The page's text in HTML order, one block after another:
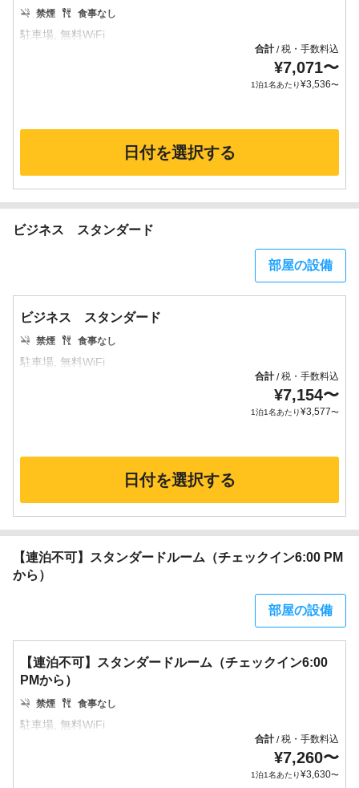
禁煙 食事なし
合計/税・手数料込
¥7,071〜
1泊1名あたり¥3,536〜
日付を選択する
ビジネス スタンダード
部屋の設備
ビジネス スタンダード
禁煙 食事なし
合計/税・手数料込
¥7,154〜
1泊1名あたり¥3,577〜
日付を選択する
【連泊不可】スタンダードルーム（チェックイン6:00 PM
から）
部屋の設備
【連泊不可】スタンダードルーム（チェックイン6:00
PMから）
禁煙 食事なし
合計/税・手数料込
¥7,260〜
1泊1名あたり¥3,630〜